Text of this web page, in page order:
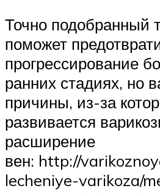
Точно подобранный
поможет
прогрессирование
ранних стадиях, но
причины, из-за
развивается
расширение
вен: http://
lecheniye-varikoza/